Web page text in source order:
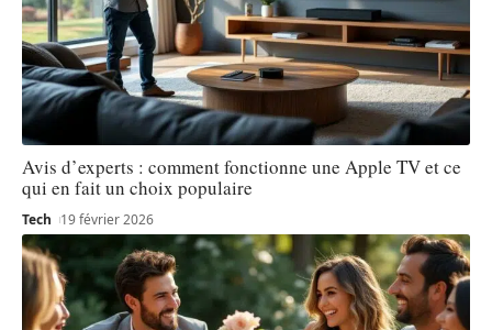
Avis d’experts : comment fonctionne une Apple TV et ce
qui en fait un choix populaire
Tech 19 février 2026